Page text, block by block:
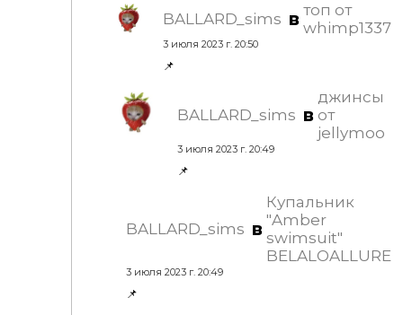
BALLARD_sims в топ от
whimp1337
3 июля 2023 г. 20:50
📌
BALLARD_sims в
джинсы
от
jellymoo
3 июля 2023 г. 20:49
📌
BALLARD_sims в
Купальник
"Amber
swimsuit"
BELALOALLURE
3 июля 2023 г. 20:49
📌